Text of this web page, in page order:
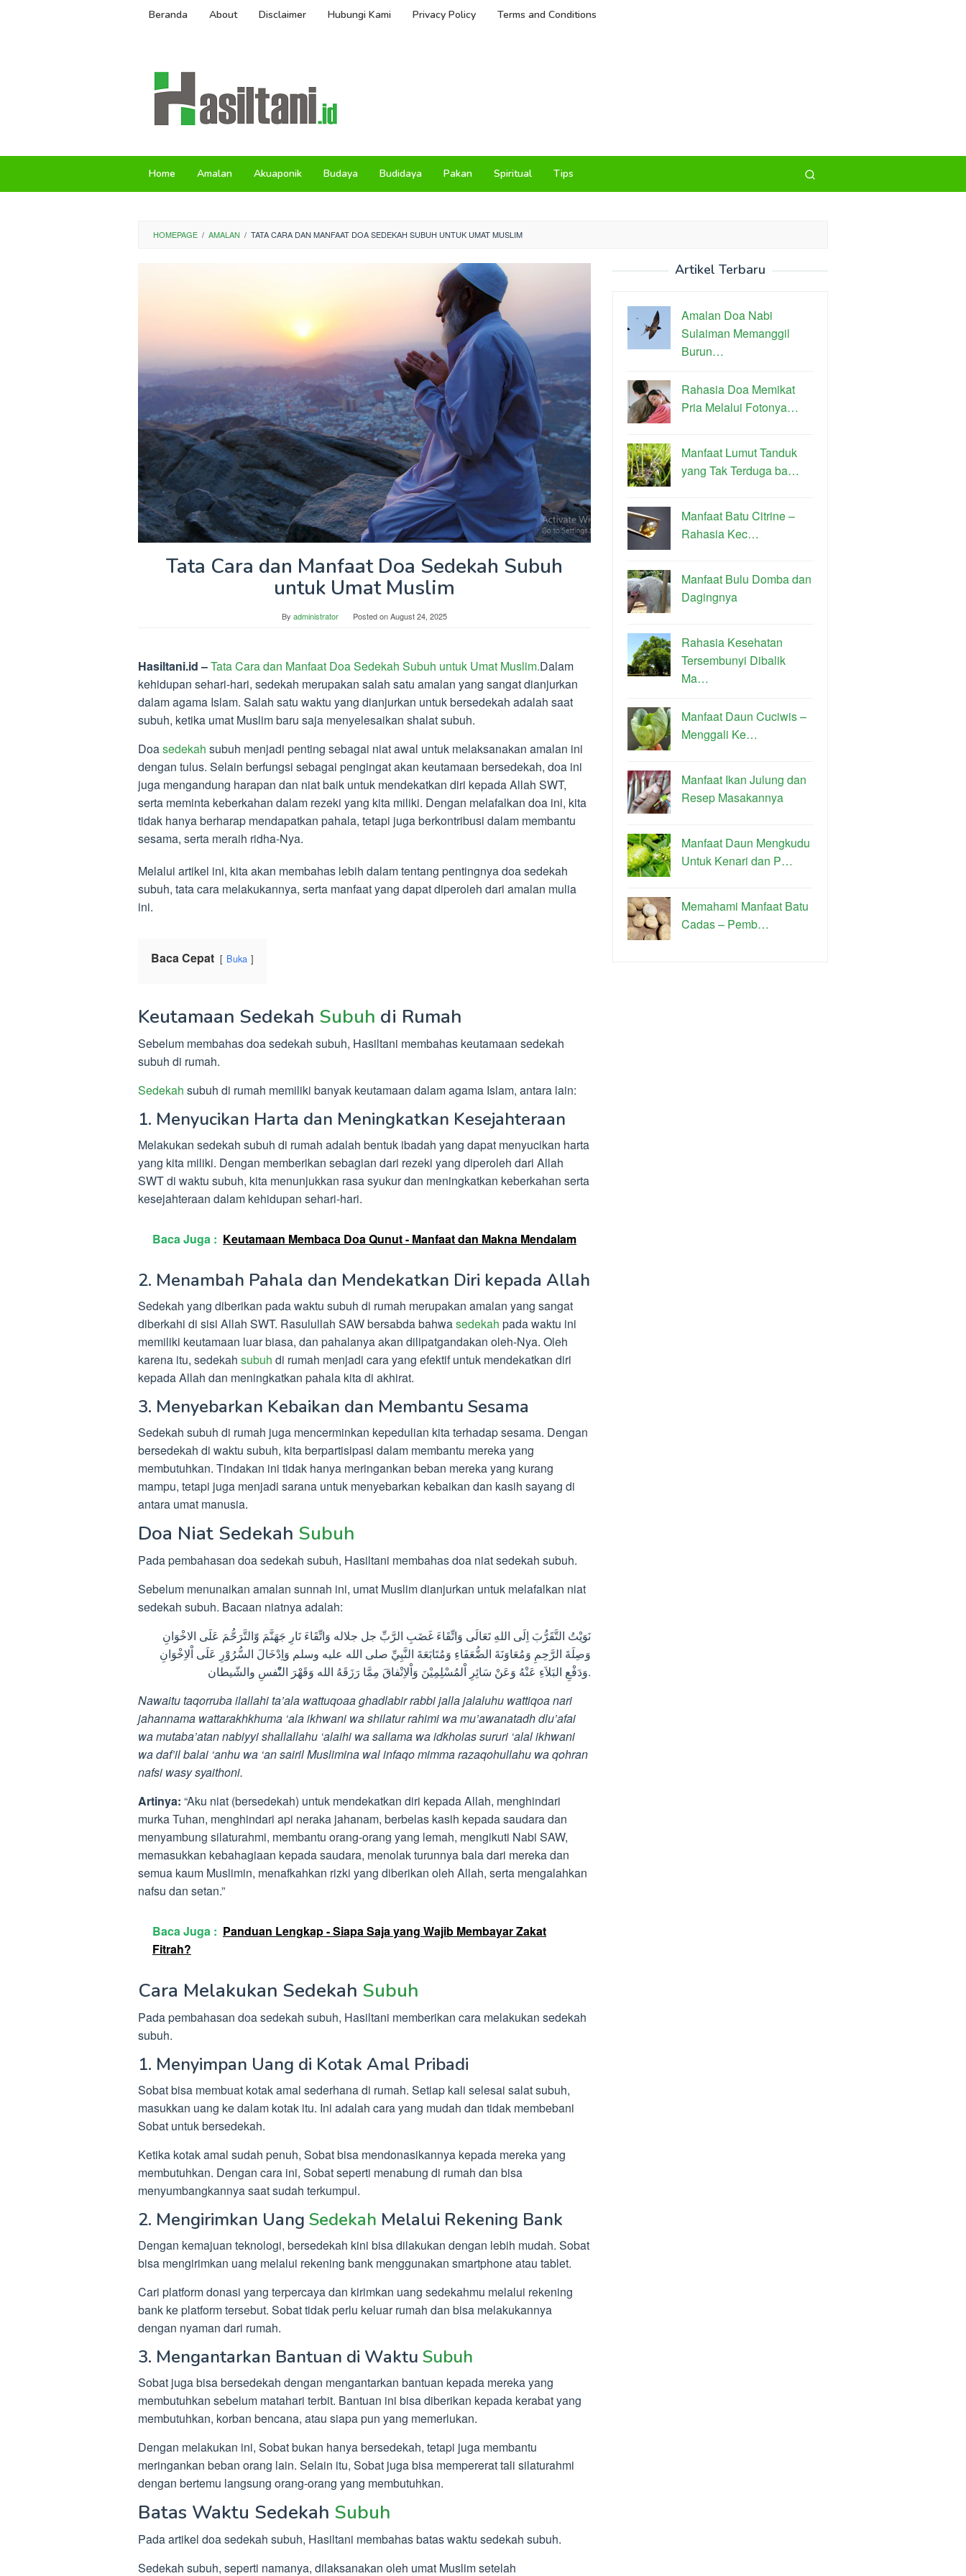
Beranda About Disclaimer Hubungi Kami Privacy Policy Terms and Conditions
Home Amalan Akuaponik Budaya Budidaya Pakan Spiritual Tips
HOMEPAGE / AMALAN / TATA CARA DAN MANFAAT DOA SEDEKAH SUBUH UNTUK UMAT MUSLIM
Tata Cara dan Manfaat Doa Sedekah Subuh
untuk Umat Muslim
By administrator Posted onAugust 24, 2025
Hasiltani.id –Tata Cara dan Manfaat Doa Sedekah Subuh untuk Umat Muslim.Dalam
kehidupan sehari-hari, sedekah merupakan salah satu amalan yang sangat dianjurkan
dalam agama Islam. Salah satu waktu yang dianjurkan untuk bersedekah adalah saat
subuh, ketika umat Muslim baru saja menyelesaikan shalat subuh.
Doasedekah subuh menjadi penting sebagai niat awal untuk melaksanakan amalan ini
dengan tulus. Selain berfungsi sebagai pengingat akan keutamaan bersedekah, doa ini
juga mengandung harapan dan niat baik untuk mendekatkan diri kepada Allah SWT,
serta meminta keberkahan dalam rezeki yang kita miliki. Dengan melafalkan doa ini, kita
tidak hanya berharap mendapatkan pahala, tetapi juga berkontribusi dalam membantu
sesama, serta meraih ridha-Nya.
Melalui artikel ini, kita akan membahas lebih dalam tentang pentingnya doa sedekah
subuh, tata cara melakukannya, serta manfaat yang dapat diperoleh dari amalan mulia
ini.
Baca Cepat Buka
Keutamaan Sedekah Subuh di Rumah
Sebelum membahas doa sedekah subuh, Hasiltani membahas keutamaan sedekah
subuh di rumah.
Sedekah subuh di rumah memiliki banyak keutamaan dalam agama Islam, antara lain:
1. Menyucikan Harta dan Meningkatkan Kesejahteraan
Melakukan sedekah subuh di rumah adalah bentuk ibadah yang dapat menyucikan harta
yang kita miliki. Dengan memberikan sebagian dari rezeki yang diperoleh dari Allah
SWT di waktu subuh, kita menunjukkan rasa syukur dan meningkatkan keberkahan serta
kesejahteraan dalam kehidupan sehari-hari.
Baca Juga : Keutamaan Membaca Doa Qunut - Manfaat dan Makna Mendalam
2. Menambah Pahala dan Mendekatkan Diri kepada Allah
Sedekah yang diberikan pada waktu subuh di rumah merupakan amalan yang sangat
diberkahi di sisi Allah SWT. Rasulullah SAW bersabda bahwasedekah pada waktu ini
memiliki keutamaan luar biasa, dan pahalanya akan dilipatgandakan oleh-Nya. Oleh
karena itu, sedekah subuh di rumah menjadi cara yang efektif untuk mendekatkan diri
kepada Allah dan meningkatkan pahala kita di akhirat.
3. Menyebarkan Kebaikan dan Membantu Sesama
Sedekah subuh di rumah juga mencerminkan kepedulian kita terhadap sesama. Dengan
bersedekah di waktu subuh, kita berpartisipasi dalam membantu mereka yang
membutuhkan. Tindakan ini tidak hanya meringankan beban mereka yang kurang
mampu, tetapi juga menjadi sarana untuk menyebarkan kebaikan dan kasih sayang di
antara umat manusia.
Doa Niat Sedekah Subuh
Pada pembahasan doa sedekah subuh, Hasiltani membahas doa niat sedekah subuh.
Sebelum menunaikan amalan sunnah ini, umat Muslim dianjurkan untuk melafalkan niat
sedekah subuh. Bacaan niatnya adalah:
وَصِلَةَ الرَّحِمِ وَمُعَاوَنَةَ الضُّعَفَاءِ وَمُتَابَعَةَ النَّبِيِّ صلى الله عليه وسلم وَاِدْخَالَ السُّرُوْرِ عَلَى اْلاِخْوَانِ
وَدَفْعِ البَلاَءِ عَنْهُ وَعَنْ سَائِرِ اْلمُسْلِمِيْنَ وَاْلاِنْفاقَ مِمَّا رَزَقَهُ الله وَقَهْرَ النّْفسِ والشّيطان.
Nawaitu taqorruba ilallahi ta’ala wattuqoaa ghadlabir rabbi jalla jalaluhu wattiqoa nari
jahannama wattarakhkhuma ‘ala ikhwani wa shilatur rahimi wa mu’awanatadh dlu’afai
wa mutaba’atan nabiyyi shallallahu ‘alaihi wa sallama wa idkholas sururi ‘alal ikhwani
wa daf’il balai ‘anhu wa ‘an sairil Muslimina wal infaqo mimma razaqohullahu wa qohran
nafsi wasy syaithoni.
Artinya: “Aku niat (bersedekah) untuk mendekatkan diri kepada Allah, menghindari
murka Tuhan, menghindari api neraka jahanam, berbelas kasih kepada saudara dan
menyambung silaturahmi, membantu orang-orang yang lemah, mengikuti Nabi SAW,
memasukkan kebahagiaan kepada saudara, menolak turunnya bala dari mereka dan
semua kaum Muslimin, menafkahkan rizki yang diberikan oleh Allah, serta mengalahkan
nafsu dan setan.”
Baca Juga : Panduan Lengkap - Siapa Saja yang Wajib Membayar Zakat
Fitrah?
Cara Melakukan Sedekah Subuh
Pada pembahasan doa sedekah subuh, Hasiltani memberikan cara melakukan sedekah
subuh.
1. Menyimpan Uang di Kotak Amal Pribadi
Sobat bisa membuat kotak amal sederhana di rumah. Setiap kali selesai salat subuh,
masukkan uang ke dalam kotak itu. Ini adalah cara yang mudah dan tidak membebani
Sobat untuk bersedekah.
Ketika kotak amal sudah penuh, Sobat bisa mendonasikannya kepada mereka yang
membutuhkan. Dengan cara ini, Sobat seperti menabung di rumah dan bisa
menyumbangkannya saat sudah terkumpul.
2. Mengirimkan Uang Sedekah Melalui Rekening Bank
Dengan kemajuan teknologi, bersedekah kini bisa dilakukan dengan lebih mudah. Sobat
bisa mengirimkan uang melalui rekening bank menggunakan smartphone atau tablet.
Cari platform donasi yang terpercaya dan kirimkan uang sedekahmu melalui rekening
bank ke platform tersebut. Sobat tidak perlu keluar rumah dan bisa melakukannya
dengan nyaman dari rumah.
3. Mengantarkan Bantuan di Waktu Subuh
Sobat juga bisa bersedekah dengan mengantarkan bantuan kepada mereka yang
membutuhkan sebelum matahari terbit. Bantuan ini bisa diberikan kepada kerabat yang
membutuhkan, korban bencana, atau siapa pun yang memerlukan.
Dengan melakukan ini, Sobat bukan hanya bersedekah, tetapi juga membantu
meringankan beban orang lain. Selain itu, Sobat juga bisa mempererat tali silaturahmi
dengan bertemu langsung orang-orang yang membutuhkan.
Batas Waktu Sedekah Subuh
Pada artikel doa sedekah subuh, Hasiltani membahas batas waktu sedekah subuh.
Sedekah subuh, seperti namanya, dilaksanakan oleh umat Muslim setelah
Artikel Terbaru
Amalan Doa Nabi
Sulaiman Memanggil
Burun…
Rahasia Doa Memikat
Pria Melalui Fotonya…
Manfaat Lumut Tanduk
yang Tak Terduga ba…
Manfaat Batu Citrine –
Rahasia Kec…
Manfaat Bulu Domba dan
Dagingnya
Rahasia Kesehatan
Tersembunyi Dibalik
Ma…
Manfaat Daun Cuciwis –
Menggali Ke…
Manfaat Ikan Julung dan
Resep Masakannya
Manfaat Daun Mengkudu
Untuk Kenari dan P…
Memahami Manfaat Batu
Cadas – Pemb…